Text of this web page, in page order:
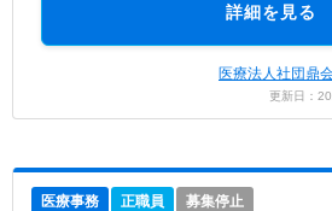
詳細を見る
医療法人社団鼎
更新日：
医療事務 正職員 募集停止